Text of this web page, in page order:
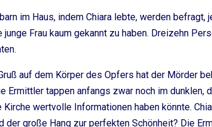
im Haus, indem Chiara lebte, werden befragt,
Frau kaum gekannt zu haben. Dreizehn
auf dem Körper des Opfers hat der Mörder
Ermittler tappen anfangs zwar noch im dunklen,
wertvolle Informationen haben könnte.
der große Hang zur perfekten Schönheit? Die